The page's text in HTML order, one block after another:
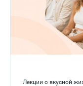
Лекции о вкусной